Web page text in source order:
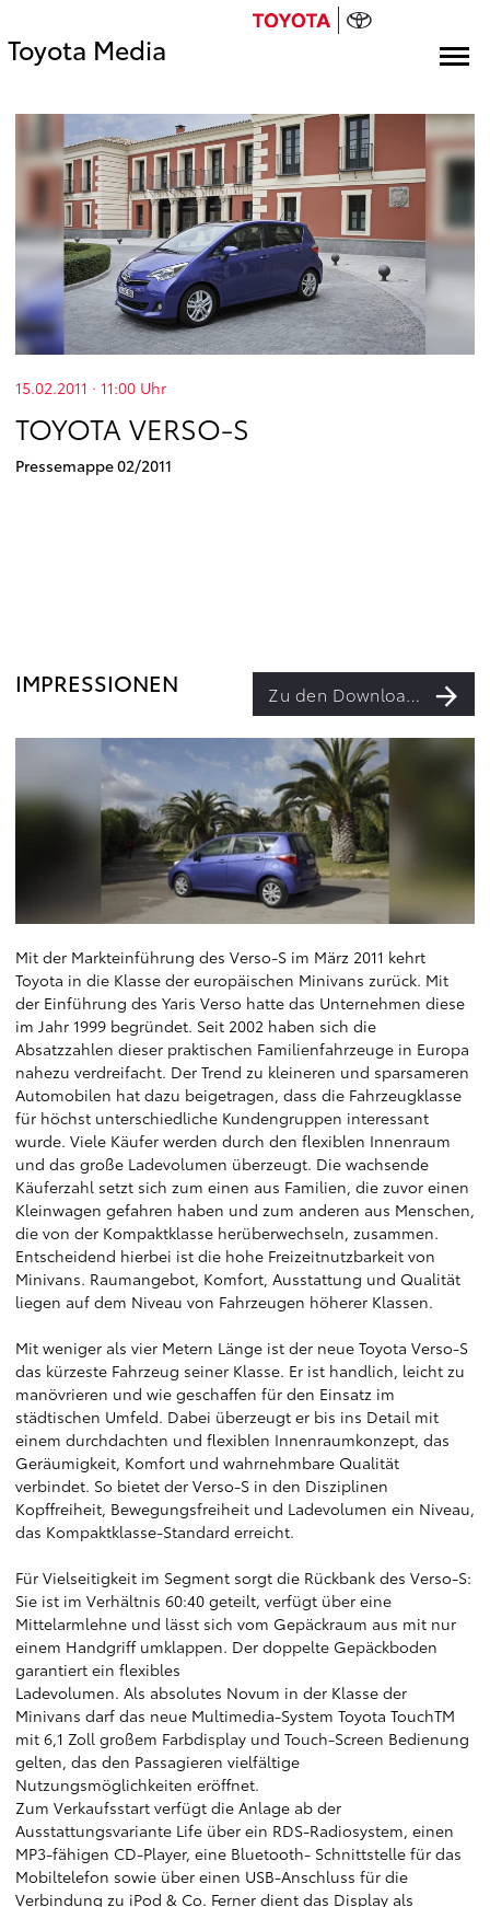
Toyota Media
15.02.2011 · 11:00 Uhr
TOYOTA VERSO-S
Pressemappe 02/2011
IMPRESSIONEN Zu den Downloads
Mit der Markteinführung des Verso-S im März 2011 kehrt
Toyota in die Klasse der europäischen Minivans zurück. Mit
der Einführung des Yaris Verso hatte das Unternehmen diese
im Jahr 1999 begründet. Seit 2002 haben sich die
Absatzzahlen dieser praktischen Familienfahrzeuge in Europa
nahezu verdreifacht. Der Trend zu kleineren und sparsameren
Automobilen hat dazu beigetragen, dass die Fahrzeugklasse
für höchst unterschiedliche Kundengruppen interessant
wurde. Viele Käufer werden durch den flexiblen Innenraum
und das große Ladevolumen überzeugt. Die wachsende
Käuferzahl setzt sich zum einen aus Familien, die zuvor einen
Kleinwagen gefahren haben und zum anderen aus Menschen,
die von der Kompaktklasse herüberwechseln, zusammen.
Entscheidend hierbei ist die hohe Freizeitnutzbarkeit von
Minivans. Raumangebot, Komfort, Ausstattung und Qualität
liegen auf dem Niveau von Fahrzeugen höherer Klassen.
Mit weniger als vier Metern Länge ist der neue Toyota Verso-S
das kürzeste Fahrzeug seiner Klasse. Er ist handlich, leicht zu
manövrieren und wie geschaffen für den Einsatz im
städtischen Umfeld. Dabei überzeugt er bis ins Detail mit
einem durchdachten und flexiblen Innenraumkonzept, das
Geräumigkeit, Komfort und wahrnehmbare Qualität
verbindet. So bietet der Verso-S in den Disziplinen
Kopffreiheit, Bewegungsfreiheit und Ladevolumen ein Niveau,
das Kompaktklasse-Standard erreicht.
Für Vielseitigkeit im Segment sorgt die Rückbank des Verso-S:
Sie ist im Verhältnis 60:40 geteilt, verfügt über eine
Mittelarmlehne und lässt sich vom Gepäckraum aus mit nur
einem Handgriff umklappen. Der doppelte Gepäckboden
garantiert ein flexibles
Ladevolumen. Als absolutes Novum in der Klasse der
Minivans darf das neue Multimedia-System Toyota TouchTM
mit 6,1 Zoll großem Farbdisplay und Touch-Screen Bedienung
gelten, das den Passagieren vielfältige
Nutzungsmöglichkeiten eröffnet.
Zum Verkaufsstart verfügt die Anlage ab der
Ausstattungsvariante Life über ein RDS-Radiosystem, einen
MP3-fähigen CD-Player, eine Bluetooth- Schnittstelle für das
Mobiltelefon sowie über einen USB-Anschluss für die
Verbindung zu iPod & Co. Ferner dient das Display als